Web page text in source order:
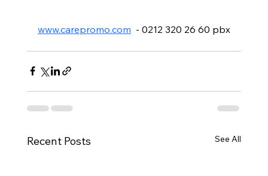
www.carepromo.com
  - 0212 320 26 60 pbx
Recent Posts See All